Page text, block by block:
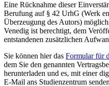
Eine Rücknahme dieser
Berufung auf § 42 UrhG (Werk
Überzeugung des Autors)
Venedig ist berechtigt, dem
entstandenen zusätzlichen
Sie können hier das Formular für
dem Sie den genannten
herunterladen und es, mit einer
E-Mail ans Studienzentrum